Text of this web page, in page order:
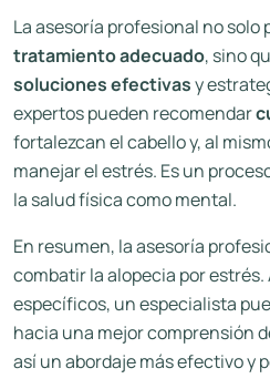
La asesoría profesional no solo
tratamiento adecuado, sino
soluciones efectivasy
expertos pueden recomendar
fortalezcan el cabello y, al
manejar el estrés. Es un
la salud física como mental.
En resumen, la asesoría
combatir la alopecia por
específicos, un especialista
hacia una mejor comprensión
así un abordaje más efectivo y